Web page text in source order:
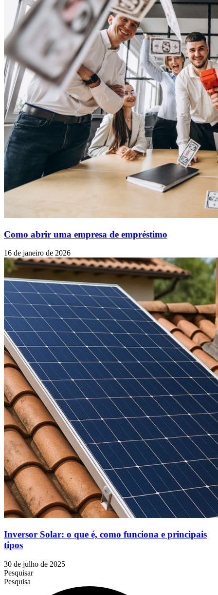
Como abrir uma empresa de empréstimo
16 de janeiro de 2026
Inversor Solar: o que é, como funciona e principais
tipos
30 de julho de 2025
Pesquisar
Pesquisa